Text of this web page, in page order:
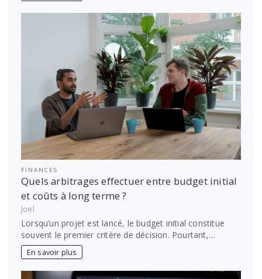
FINANCES
Quels arbitrages effectuer entre budget initial
et coûts à long terme ?
Joel
Lorsqu’un projet est lancé, le budget initial constitue
souvent le premier critère de décision. Pourtant,…
En savoir plus